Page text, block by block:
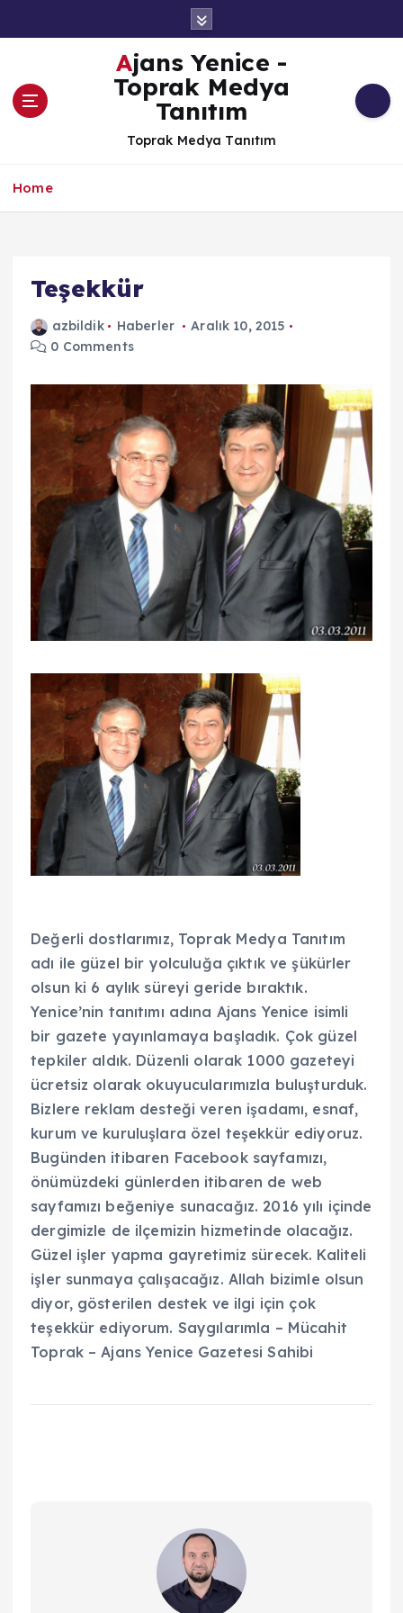
a
Ajans Yenice -
Toprak Medya
Tanıtım
Toprak Medya Tanıtım
Home
Teşekkür
azbildik Haberler
Aralık 10, 2015
0 Comments
Değerli dostlarımız, Toprak Medya Tanıtım
adı ile güzel bir yolculuğa çıktık ve şükürler
olsun ki 6 aylık süreyi geride bıraktık.
Yenice’nin tanıtımı adına Ajans Yenice isimli
bir gazete yayınlamaya başladık. Çok güzel
tepkiler aldık. Düzenli olarak 1000 gazeteyi
ücretsiz olarak okuyucularımızla buluşturduk.
Bizlere reklam desteği veren işadamı, esnaf,
kurum ve kuruluşlara özel teşekkür ediyoruz.
Bugünden itibaren Facebook sayfamızı,
önümüzdeki günlerden itibaren de web
sayfamızı beğeniye sunacağız. 2016 yılı içinde
dergimizle de ilçemizin hizmetinde olacağız.
Güzel işler yapma gayretimiz sürecek. Kaliteli
işler sunmaya çalışacağız. Allah bizimle olsun
diyor, gösterilen destek ve ilgi için çok
teşekkür ediyorum. Saygılarımla – Mücahit
Toprak – Ajans Yenice Gazetesi Sahibi